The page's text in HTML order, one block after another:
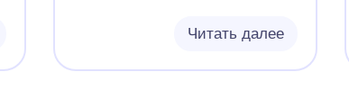
Читать далее